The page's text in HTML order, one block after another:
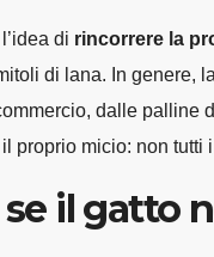
di rincorrere la
di lana. In genere,
dalle palline
proprio micio: non tutti
se il gatto